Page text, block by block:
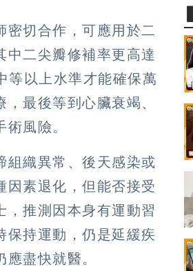
密切合作，可應用於二
中二尖瓣修補率更高達
等以上水準才能確保萬
最後等到心臟衰竭、
風險。
組織異常、後天感染或
因素退化，但能否接受
，推測因本身有運動習
保持運動，仍是延緩疾
盡快就醫。